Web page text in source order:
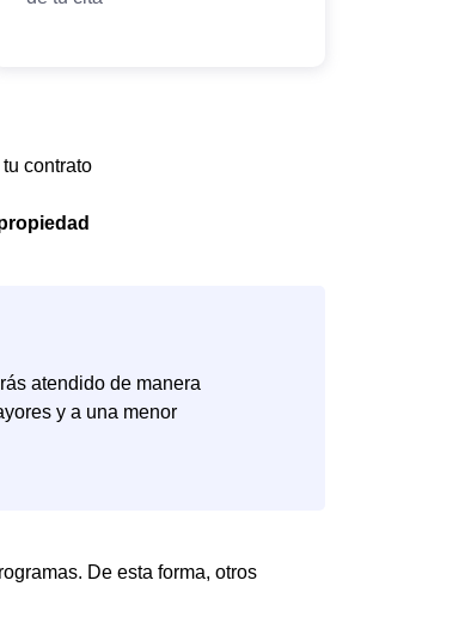
contrato
atendido de manera
y a una menor
De esta forma, otros